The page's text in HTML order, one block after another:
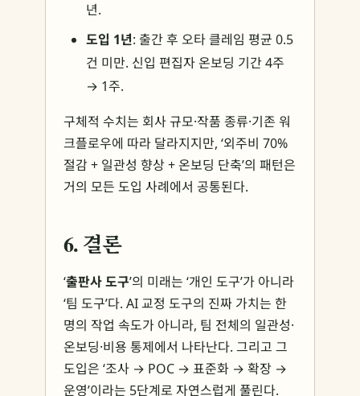
년.
도입 1년: 출간 후 오타 클레임 평균 0.5
건 미만. 신입 편집자 온보딩 기간 4주
→ 1주.
구체적 수치는 회사 규모·작품 종류·기존 워
크플로우에 따라 달라지지만, ‘외주비 70%
절감 + 일관성 향상 + 온보딩 단축’의 패턴은
거의 모든 도입 사례에서 공통된다.
6. 결론
‘출판사 도구’의 미래는 ‘개인 도구’가 아니라
‘팀 도구’다. AI 교정 도구의 진짜 가치는 한
명의 작업 속도가 아니라, 팀 전체의 일관성·
온보딩·비용 통제에서 나타난다. 그리고 그
도입은 ‘조사 → POC → 표준화 → 확장 →
운영’이라는 5단계로 자연스럽게 풀린다.